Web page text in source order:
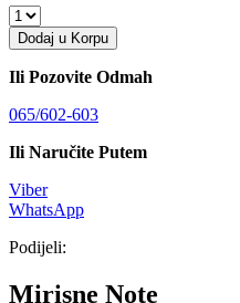
Dodaj u Korpu
Ili Pozovite Odmah
065/602-603
Ili Naručite Putem
Viber
WhatsApp
Podijeli:
Mirisne Note